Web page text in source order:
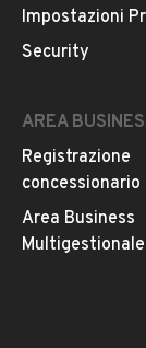
Impostazioni
Security
AREA
Registrazione
concessionario
Area Business